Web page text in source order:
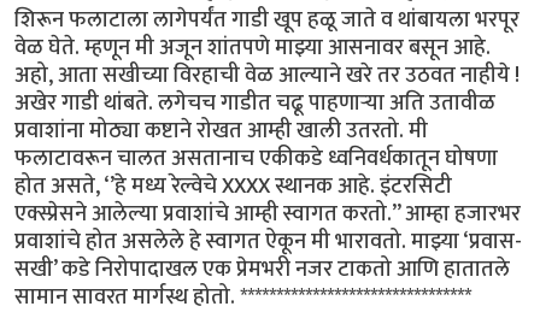
शिरून फलाटाला लागेपर्यंत गाडी खूप हळू जाते व थांबायला भरपूर
वेळ घेते. म्हणून मी अजून शांतपणे माझ्या आसनावर बसून आहे.
अहो, आता सखीच्या विरहाची वेळ आल्याने खरे तर उठवत नाहीये !
अखेर गाडी थांबते. लगेचच गाडीत चढू पाहणाऱ्या अति उतावीळ
प्रवाशांना मोठ्या कष्टाने रोखत आम्ही खाली उतरतो. मी
फलाटावरून चालत असतानाच एकीकडे ध्वनिवर्धकातून घोषणा
होत असते, ‘’हे मध्य रेल्वेचे XXXX स्थानक आहे. इंटरसिटी
एक्स्प्रेसने आलेल्या प्रवाशांचे आम्ही स्वागत करतो.’’ आम्हा हजारभर
प्रवाशांचे होत असलेले हे स्वागत ऐकून मी भारावतो. माझ्या ‘प्रवास-
सखी’ कडे निरोपादाखल एक प्रेमभरी नजर टाकतो आणि हातातले
सामान सावरत मार्गस्थ होतो. ********************************